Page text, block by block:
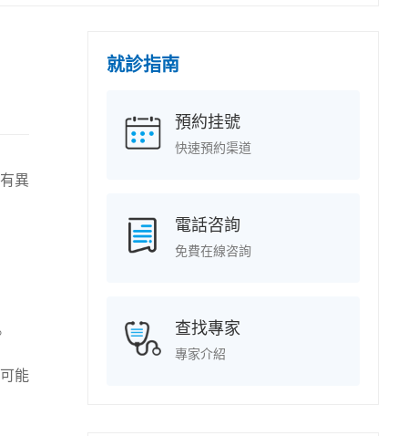
異
能
就診指南
預約挂號
快速預約渠道
電話咨詢
免費在線咨詢
查找專家
專家介紹